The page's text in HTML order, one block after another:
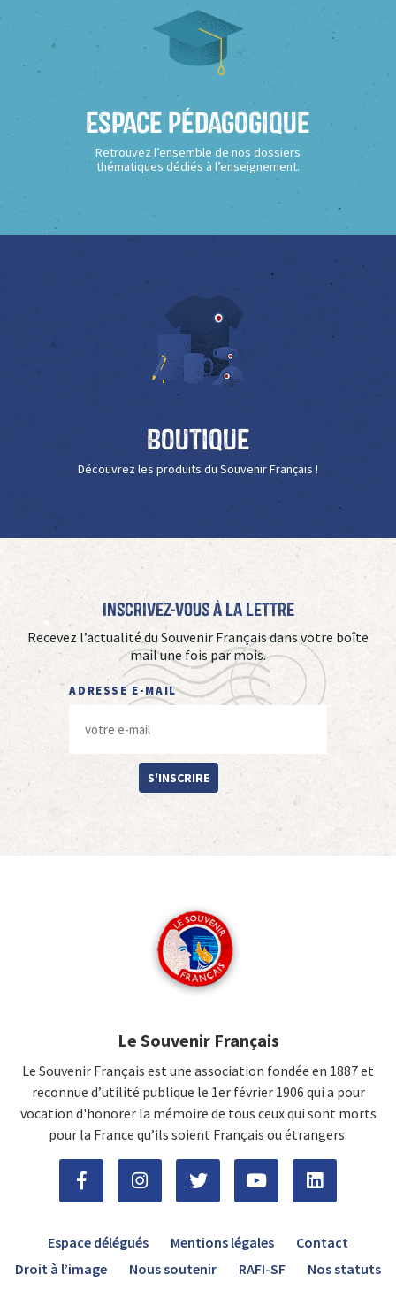
Espace Pédagogique
Retrouvez l’ensemble de nos dossiers
thématiques dédiés à l’enseignement.
Boutique
Découvrez les produits du Souvenir Français !
Inscrivez-vous à La Lettre
Recevez l’actualité du Souvenir Français dans votre boîte
mail une fois par mois.
ADRESSE E-MAIL
S'INSCRIRE
Le Souvenir Français
Le Souvenir Français est une association fondée en 1887 et
reconnue d’utilité publique le 1er février 1906 qui a pour
vocation d'honorer la mémoire de tous ceux qui sont morts
pour la France qu’ils soient Français ou étrangers.
Espace délégués Mentions légales
Contact
Droit à l’image
Nous soutenir RAFI-SF Nos statuts